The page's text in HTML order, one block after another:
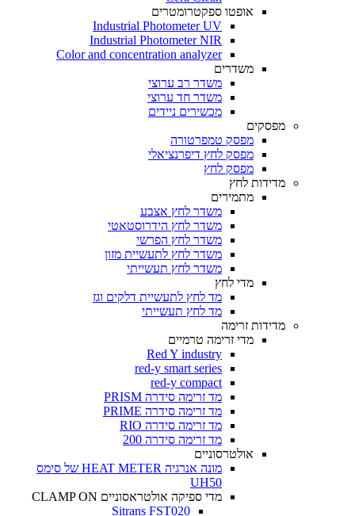
אופטו ספקטרומטרים
Industrial Photometer UV
Industrial Photometer NIR
Color and concentration analyzer
משדרים
משדר רב ערוצי
משדר חד ערוצי
מכשירים ניידים
מפסקים
מפסק טמפרטורה
מפסק לחץ דיפרנציאלי
מפסק לחץ
מדידות לחץ
מתמירים
משדר לחץ אצבע
משדר לחץ הידרוסטאטי
משדר לחץ הפרשי
משדר לחץ לתעשיית מזון
משדר לחץ תעשייתי
מדי לחץ
מד לחץ לתעשיית דלקים וגז
מד לחץ תעשייתי
מדידות זרימה
מדי זרימה טרמיים
Red Y industry
red-y smart series
red-y compact
מד זרימה סידרה PRISM
מד זרימה סידרה PRIME
מד זרימה סידרה RIO
מד זרימה סידרה 200
אולטרסוניים
מונה אנרגיה HEAT METER של סימס
UH50
מדי ספיקה אולטראסוניים CLAMP ON
Sitrans FST020